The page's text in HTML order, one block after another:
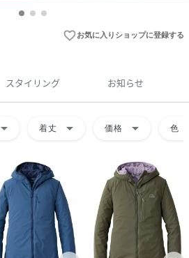
favorite_borderお気に入りショップに登録する
スタイリング お知らせ
arrow_drop_down 着丈 arrow_drop_down 価格 arrow_drop_down 色